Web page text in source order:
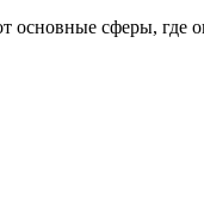
основные сферы, где